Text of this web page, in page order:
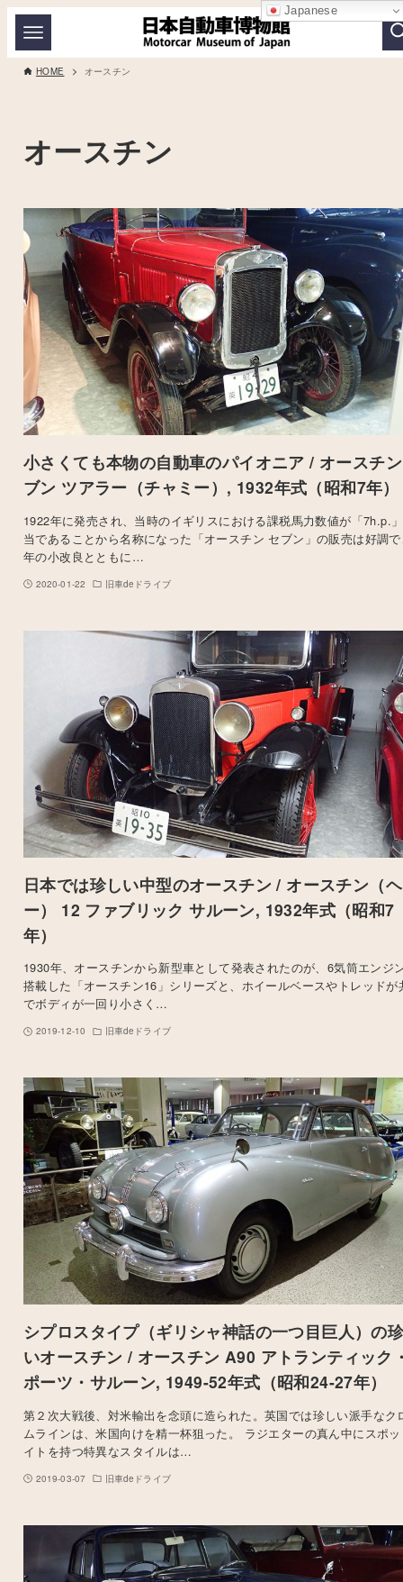
HOME オースチン
オースチン
小さくても本物の自動車のパイオニア / オースチ
ブン ツアラー（チャミー）, 1932年式（昭和7年）
1922年に発売され、当時のイギリスにおける課税馬力数値が「7h.p.
当であることから名称になった「オースチン セブン」の販売は好調
年の小改良とともに…
2020-01-22 旧車deドライブ
日本では珍しい中型のオースチン / オースチン（
ー） 12 ファブリック サルーン, 1932年式（昭和7
年）
1930年、オースチンから新型車として発表されたのが、6気筒エンジ
搭載した「オースチン16」シリーズと、ホイールベースやトレッドが
でボディが一回り小さく…
2019-12-10 旧車deドライブ
シプロスタイプ（ギリシャ神話の一つ目巨人）の
いオースチン / オースチン A90 アトランティック
ポーツ・サルーン, 1949-52年式（昭和24-27年）
第２次大戦後、対米輸出を念頭に造られた。英国では珍しい派手なク
ムラインは、米国向けを精一杯狙った。 ラジエターの真ん中にスポ
イトを持つ特異なスタイルは…
2019-03-07 旧車deドライブ
Japanese